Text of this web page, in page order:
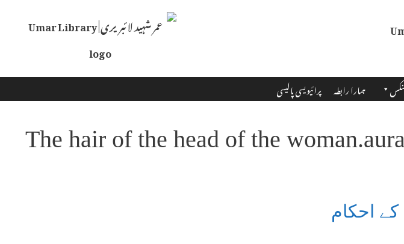
ہمارا رابطہ پرائیویسی پالیسی
The hair of the head of the
احکام